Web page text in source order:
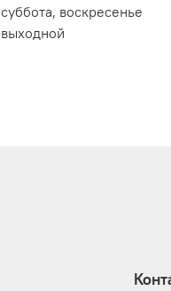
суббота, воскресенье
выходной